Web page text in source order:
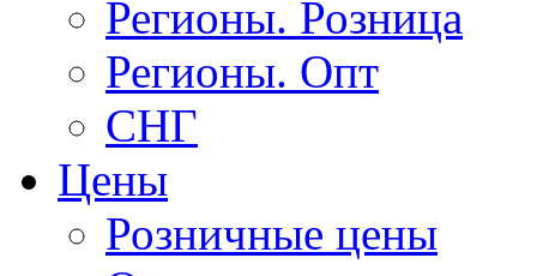
Регионы. Розница
Регионы. Опт
СНГ
Цены
Розничные цены